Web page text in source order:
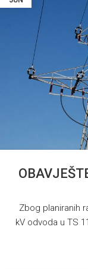
Zbog planiranih
kV odvoda u TS